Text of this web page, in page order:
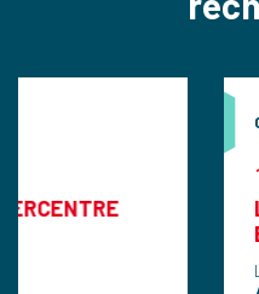
110m²
LOCAL